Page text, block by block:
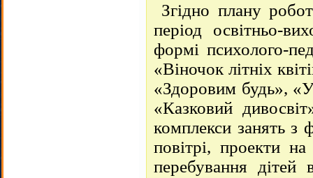
Згідно плану
період освітньо-
формі психолого-
«Віночок літніх
«Здоровим будь», «У
«Казковий
комплекси занять з
повітрі, проекти
перебування